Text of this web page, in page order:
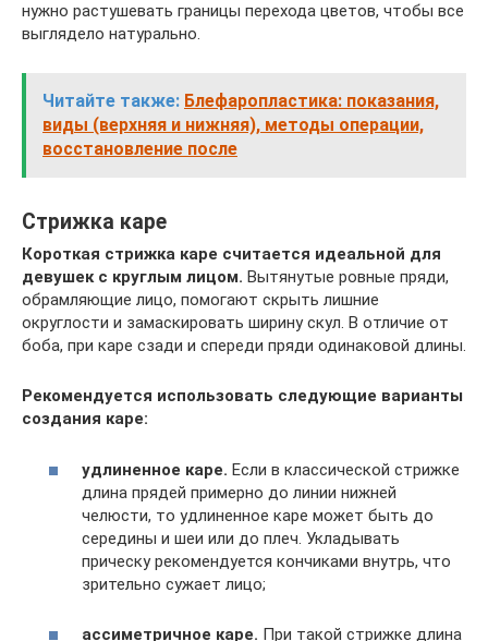
нужно растушевать границы перехода цветов, чтобы все
выглядело натурально.
Читайте также: Блефаропластика: показания,
виды (верхняя и нижняя), методы операции,
восстановление после
Стрижка каре
Короткая стрижка каре считается идеальной для
девушек с круглым лицом. Вытянутые ровные пряди,
обрамляющие лицо, помогают скрыть лишние
округлости и замаскировать ширину скул. В отличие от
боба, при каре сзади и спереди пряди одинаковой длины.
Рекомендуется использовать следующие варианты
создания каре:
удлиненное каре. Если в классической стрижке
длина прядей примерно до линии нижней
челюсти, то удлиненное каре может быть до
середины и шеи или до плеч. Укладывать
прическу рекомендуется кончиками внутрь, что
зрительно сужает лицо;
ассиметричное каре. При такой стрижке длина